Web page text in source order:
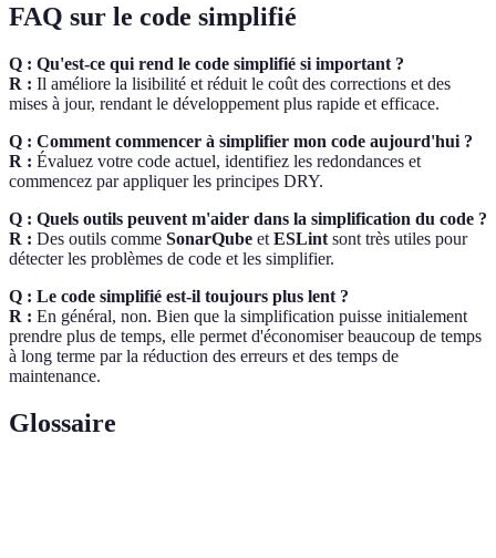
FAQ sur le code simplifié
Q : Qu'est-ce qui rend le code simplifié si important ?
R : Il améliore la lisibilité et réduit le coût des corrections et des
mises à jour, rendant le développement plus rapide et efficace.
Q : Comment commencer à simplifier mon code aujourd'hui ?
R : Évaluez votre code actuel, identifiez les redondances et
commencez par appliquer les principes DRY.
Q : Quels outils peuvent m'aider dans la simplification du code ?
R : Des outils comme SonarQube et ESLint sont très utiles pour
détecter les problèmes de code et les simplifier.
Q : Le code simplifié est-il toujours plus lent ?
R : En général, non. Bien que la simplification puisse initialement
prendre plus de temps, elle permet d'économiser beaucoup de temps
à long terme par la réduction des erreurs et des temps de
maintenance.
Glossaire